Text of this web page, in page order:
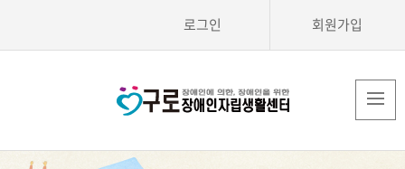
로그인 회원가입